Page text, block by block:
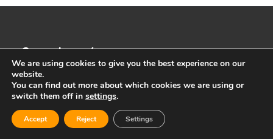
Coordonnées
e-Cervo
1401 Avenue du Mondial 98
Immeuble Oxygène – B
34000 Montpellier
We are using cookies to give you the best experience on our
website.
You can find out more about which cookies we are using or
switch them off in settings.
Accept Reject Settings